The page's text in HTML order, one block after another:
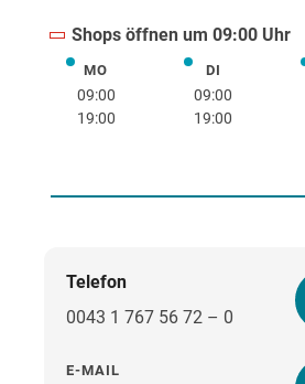
Shops öffnen um 09:00 Uhr
MOMontag
09:00
19:00
DIDienstag
09:00
19:00
Telefon
0043 1 767 56 72 – 0
E-MAIL